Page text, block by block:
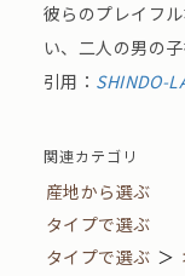
彼らのプレイフ
い、二人の男の
引用： SHINDO-
関連カテゴリ
産地から選ぶ
タイプで選ぶ
タイプで選ぶ ＞